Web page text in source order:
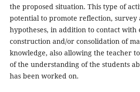
the proposed situation. This type of
potential to promote reflection, survey
hypotheses, in addition to contact
construction and/or consolidation of
knowledge, also allowing the teacher
of the understanding of the students
has been worked on.